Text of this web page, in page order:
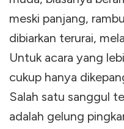
meski panjang,
dibiarkan terurai,
Untuk acara yang
cukup hanya
Salah satu sanggul
adalah gelung